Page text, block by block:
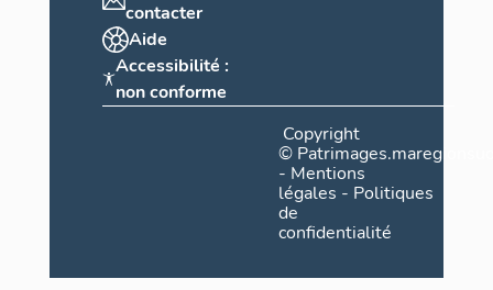
contacter
Aide
Accessibilité :
non conforme
Copyright
©
- Mentions
légales - Politiques
de
confidentialité